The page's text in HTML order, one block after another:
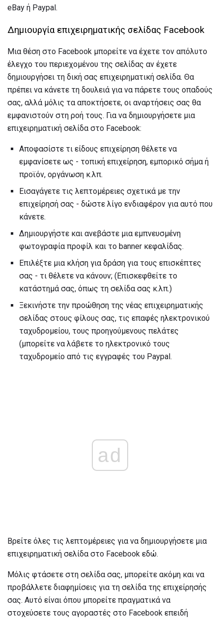
eBay ή Paypal.
Δημιουργία επιχειρηματικής σελίδας Facebook
Μια θέση στο Facebook μπορείτε να έχετε τον απόλυτο
έλεγχο του περιεχομένου της σελίδας αν έχετε
δημιουργήσει τη δική σας επιχειρηματική σελίδα. Θα
πρέπει να κάνετε τη δουλειά για να πάρετε τους οπαδούς
σας, αλλά μόλις τα αποκτήσετε, οι αναρτήσεις σας θα
εμφανιστούν στη ροή τους. Για να δημιουργήσετε μια
επιχειρηματική σελίδα στο Facebook:
Αποφασίστε τι είδους επιχείρηση θέλετε να
εμφανίσετε ως - τοπική επιχείρηση, εμπορικό σήμα ή
προϊόν, οργάνωση κ.λπ.
Εισαγάγετε τις λεπτομέρειες σχετικά με την
επιχείρησή σας - δώστε λίγο ενδιαφέρον για αυτό που
κάνετε.
Δημιουργήστε και ανεβάστε μια εμπνευσμένη
φωτογραφία προφίλ και το banner κεφαλίδας.
Επιλέξτε μια κλήση για δράση για τους επισκέπτες
σας - τι θέλετε να κάνουν; (Επισκεφθείτε το
κατάστημά σας, όπως τη σελίδα σας κ.λπ.)
Ξεκινήστε την προώθηση της νέας επιχειρηματικής
σελίδας στους φίλους σας, τις επαφές ηλεκτρονικού
ταχυδρομείου, τους προηγούμενους πελάτες
(μπορείτε να λάβετε το ηλεκτρονικό τους
ταχυδρομείο από τις εγγραφές του Paypal.
ad
Βρείτε όλες τις λεπτομέρειες για να δημιουργήσετε μια
επιχειρηματική σελίδα στο Facebook εδώ.
Μόλις φτάσετε στη σελίδα σας, μπορείτε ακόμη και να
προβάλλετε διαφημίσεις για τη σελίδα της επιχείρησής
σας. Αυτό είναι όπου μπορείτε πραγματικά να
στοχεύσετε τους αγοραστές στο Facebook επειδή